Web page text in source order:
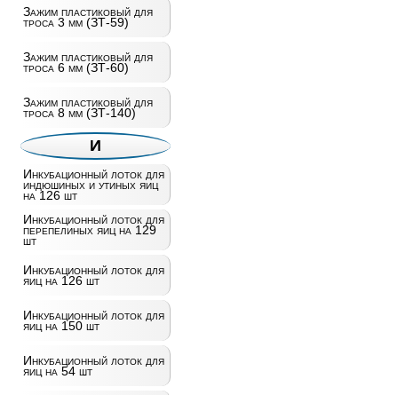
Зажим пластиковый для
троса 3 мм (ЗТ-59)
Зажим пластиковый для
троса 6 мм (ЗТ-60)
Зажим пластиковый для
троса 8 мм (ЗТ-140)
И
Инкубационный лоток для
индюшиных и утиных яиц
на 126 шт
Инкубационный лоток для
перепелиных яиц на 129
шт
Инкубационный лоток для
яиц на 126 шт
Инкубационный лоток для
яиц на 150 шт
Инкубационный лоток для
яиц на 54 шт